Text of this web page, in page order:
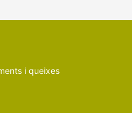
i queixes